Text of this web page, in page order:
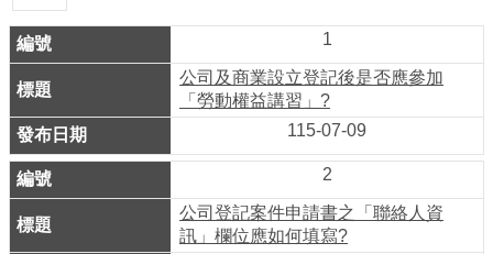
資
線
上
服
1
公司及商業設立登記後是否應參加
「勞動權益講習」?
115-07-09
2
公司登記案件申請書之「聯絡人資
訊」欄位應如何填寫?